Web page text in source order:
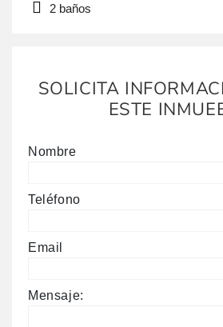
parcela de 503 m2. La parcela
2 baños
SOLICITA
ESTE
Nombre
Teléfono
Email
Mensaje: